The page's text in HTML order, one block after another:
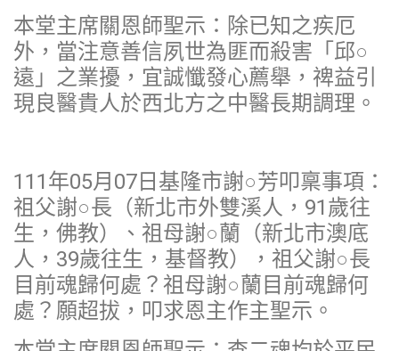
本堂主席關恩師聖示：除已知之疾厄
外，當注意善信夙世為匪而殺害「邱○
遠」之業擾，宜誠懺發心薦舉，禆益引
現良醫貴人於西北方之中醫長期調理。
111年05月07日基隆市謝○芳叩稟事項：
祖父謝○長（新北市外雙溪人，91歲往
生，佛教）、祖母謝○蘭（新北市澳底
人，39歲往生，基督教），祖父謝○長
目前魂歸何處？祖母謝○蘭目前魂歸何
處？願超拔，叩求恩主作主聖示。